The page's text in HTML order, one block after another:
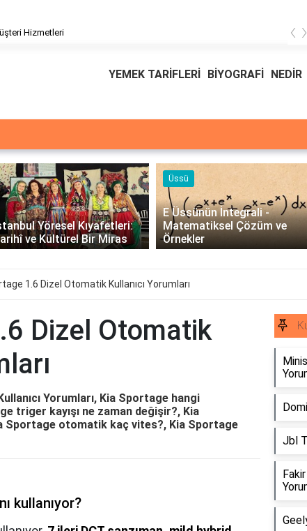
Hizmetleri ‹ ›
YEMEK TARİFLERİ BİYOGRAFİ NEDİR
Yöresel Kıyafetleri:
ve Kültürel Bir Miras
Üssü
E Üssünün İntegrali -
Matematiksel Çözüm ve
Örnekler
1.6 Dizel Otomatik Kullanıcı Yorumları
Dizel Otomatik
Yorumları, Kia Sportage hangi
triger kayışı ne zaman değişir?, Kia
Sportage otomatik kaç vites?, Kia Sportage
kullanıyor?
Jbl